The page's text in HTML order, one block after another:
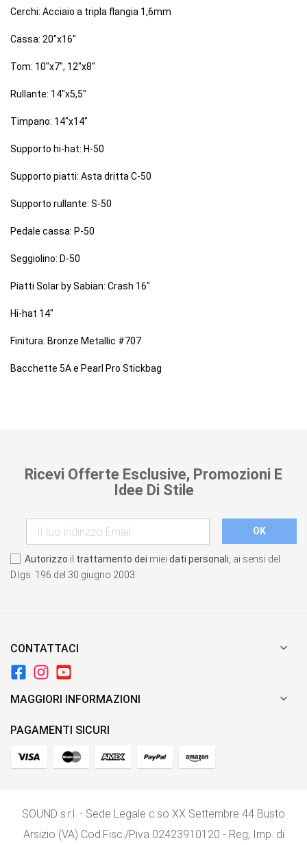
Cerchi: Acciaio a tripla flangia 1,6mm
Cassa: 20"x16"
Tom: 10"x7", 12"x8"
Rullante: 14"x5,5"
Timpano: 14"x14"
Supporto hi-hat: H-50
Supporto piatti: Asta dritta C-50
Supporto rullante: S-50
Pedale cassa: P-50
Seggiolino: D-50
Piatti Solar by Sabian: Crash 16"
Hi-hat 14"
Finitura: Bronze Metallic #707
Bacchette 5A e Pearl Pro Stickbag
Ricevi Offerte Esclusive, Promozioni E
Idee Di Stile
Autorizzo il trattamento dei miei dati personali , ai sensi del
D.lgs. 196 del 30 giugno 2003.
CONTATTACI 
MAGGIORI INFORMAZIONI 
PAGAMENTI SICURI
SOUND s.r.l. - Sede Legale c.so XX Settembre 44 Busto
Arsizio (VA) Cod.Fisc./P.iva 02423910120 - Reg, Imp. di